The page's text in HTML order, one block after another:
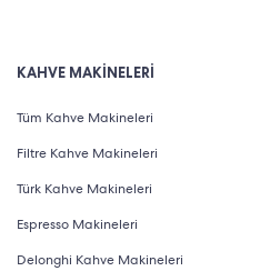
KAHVE MAKİNELERİ
Tüm Kahve Makineleri
Filtre Kahve Makineleri
Türk Kahve Makineleri
Espresso Makineleri
Delonghi Kahve Makineleri